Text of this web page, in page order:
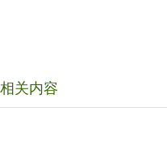
相关内容